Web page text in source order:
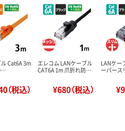
Cat6A 3m
（税込）
エレコム LANケーブル
CAT6A 1m 爪折れ防…
¥680（税込）
LANケー
ーパー